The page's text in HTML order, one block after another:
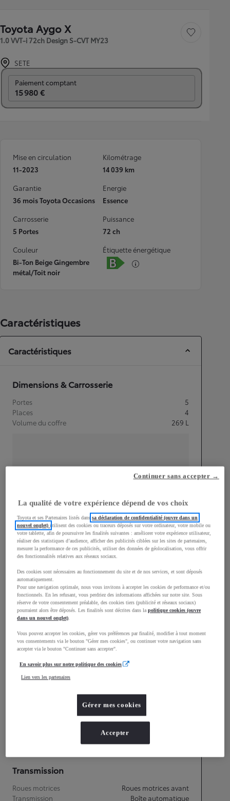
Toyota Aygo X
1.0 VVT-i 72ch Design S-CVT MY23
Sauvegarder le
SETE
Paiement comptant
15 980 €
Mise en circulation
11-2023
Kilométrage
14 039 km
Garantie
36 mois Toyota Occasions
Energie
Essence
Carrosserie
5 Portes
Puissance
72 ch
Couleur
Bi-Ton Beige Gingembre
métal/Toit noir
Étiquette énergétique
Caractéristiques
Caractéristiques
Dimensions & Carrosserie
Portes
5
Places
4
Volume du coffre
269 L
Longueur
3 700mm
Hauteur
1 510
Largeur
1 740mm
Consommation mixte
Consommation mixte
Émissions CO2
Transmission
Roues motrices
Roues motrices avant
Transmission
Boîte automatique
La qualité de votre expérience dépend de vos choix
Toyota et ses Partenaires listés danssa déclaration de confidentialité (ouvre dans un
nouvel onglet)utilisent des cookies ou traceurs déposés sur votre ordinateur, votre mobile ou
votre tablette, afin de poursuivre les finalités suivantes : améliorer votre expérience utilisateur,
réaliser des statistiques d’audience, afficher des publicités ciblées sur les sites de partenaires,
mesurer la performance de ces publicités, utiliser des données de géolocalisation, vous offrir
des fonctionnalités relatives aux réseaux sociaux.
Des cookies sont nécessaires au fonctionnement du site et de nos services, et sont déposés
automatiquement.
Pour une navigation optimale, nous vous invitons à accepter les cookies de performance et/ou
fonctionnels. En les refusant, vous perdriez des informations affichées sur notre site. Sous
réserve de votre consentement préalable, des cookies tiers (publicité et réseaux sociaux)
pourraient alors être déposés. Les finalités sont décrites dans lapolitique cookies (ouvre
dans un nouvel onglet).
Vous pouvez accepter les cookies, gérer vos préférences par finalité, modifier à tout moment
vos consentements via le bouton "Gérer mes cookies", ou continuer votre navigation sans
accepter via le bouton "Continuer sans accepter".
En savoir plus sur notre politique des cookies
Lien vers les partenaires
Gérer mes cookies
Continuer sans accepter →
Accepter